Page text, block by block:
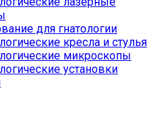
для гнатологии
кресла и стулья
микроскопы
установки